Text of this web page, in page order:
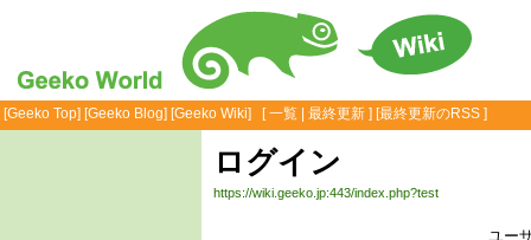
[Geeko Top] [Geeko Blog] [Geeko Wiki] [一覧 最終更新 ] [最終更新のRSS ]
ログイン
https://wiki.geeko.jp:443/index.php?test
ユー